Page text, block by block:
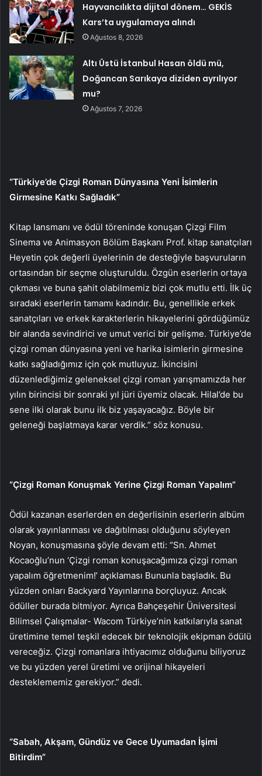
Hayvancılıkta dijital dönem… GEKİS
Kars’ta uygulamaya alındı
Ağustos 8, 2026
Altı Üstü İstanbul Hasan öldü mü,
Doğancan Sarıkaya diziden ayrılıyor
mu?
Ağustos 7, 2026
“Türkiye’de Çizgi Roman Dünyasına Yeni İsimlerin
Girmesine Katkı Sağladık”
Kitap lansmanı ve ödül töreninde konuşan Çizgi Film
Sinema ve Animasyon Bölüm Başkanı Prof. kitap sanatçıları
Heyetin çok değerli üyelerinin de desteğiyle başvuruların
ortasından bir seçme oluşturuldu. Özgün eserlerin ortaya
çıkması ve buna şahit olabilmemiz bizi çok mutlu etti. İlk üç
sıradaki eserlerin tamamı kadındır. Bu, genellikle erkek
sanatçıları ve erkek karakterlerin hikayelerini gördüğümüz
bir alanda sevindirici ve umut verici bir gelişme. Türkiye’de
çizgi roman dünyasına yeni ve harika isimlerin girmesine
katkı sağladığımız için çok mutluyuz. İkincisini
düzenlediğimiz geleneksel çizgi roman yarışmamızda her
yılın birincisi bir sonraki yıl jüri üyemiz olacak. Hilal’de bu
sene ilki olarak bunu ilk biz yaşayacağız. Böyle bir
geleneği başlatmaya karar verdik.” söz konusu.
“Çizgi Roman Konuşmak Yerine Çizgi Roman Yapalım”
Ödül kazanan eserlerden en değerlisinin eserlerin albüm
olarak yayınlanması ve dağıtılması olduğunu söyleyen
Noyan, konuşmasına şöyle devam etti: “Sn. Ahmet
Kocaoğlu’nun ‘Çizgi roman konuşacağımıza çizgi roman
yapalım öğretmenim!’ açıklaması Bununla başladık. Bu
yüzden onları Backyard Yayınlarına borçluyuz. Ancak
ödüller burada bitmiyor. Ayrıca Bahçeşehir Üniversitesi
Bilimsel Çalışmalar- Wacom Türkiye’nin katkılarıyla sanat
üretimine temel teşkil edecek bir teknolojik ekipman ödülü
vereceğiz. Çizgi romanlara ihtiyacımız olduğunu biliyoruz
ve bu yüzden yerel üretimi ve orijinal hikayeleri
desteklememiz gerekiyor.” dedi.
“Sabah, Akşam, Gündüz ve Gece Uyumadan İşimi
Bitirdim”